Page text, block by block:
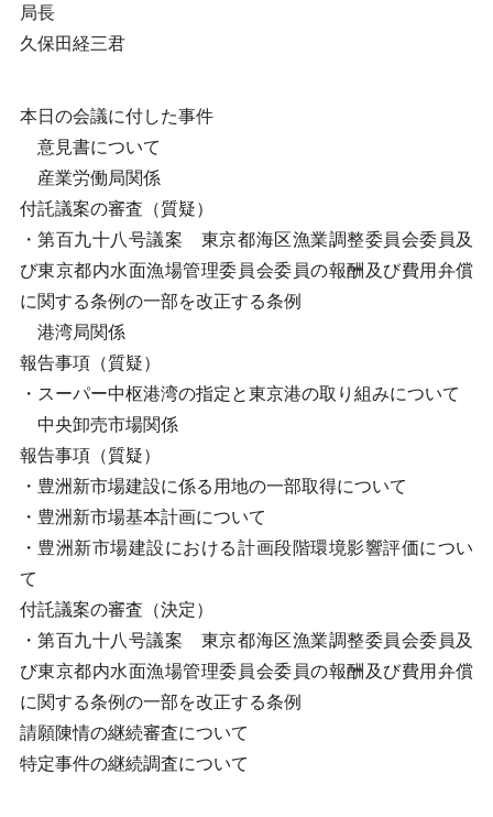
局長
久保田経三君
本日の会議に付した事件
意見書について
産業労働局関係
付託議案の審査（質疑）
・第百九十八号議案 東京都海区漁業調整委員会委員及
び東京都内水面漁場管理委員会委員の報酬及び費用弁償
に関する条例の一部を改正する条例
港湾局関係
報告事項（質疑）
・スーパー中枢港湾の指定と東京港の取り組みについて
中央卸売市場関係
報告事項（質疑）
・豊洲新市場建設に係る用地の一部取得について
・豊洲新市場基本計画について
・豊洲新市場建設における計画段階環境影響評価につい
て
付託議案の審査（決定）
・第百九十八号議案 東京都海区漁業調整委員会委員及
び東京都内水面漁場管理委員会委員の報酬及び費用弁償
に関する条例の一部を改正する条例
請願陳情の継続審査について
特定事件の継続調査について